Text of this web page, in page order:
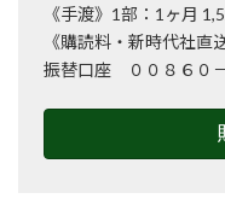
《手渡》1部：1ヶ月
《購読料・新時代社直
振替口座 ００８６０